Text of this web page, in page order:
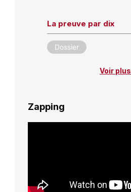
La preuve par dix
Dossier
Voir plus
Zapping